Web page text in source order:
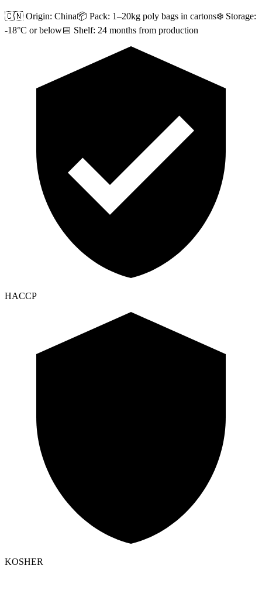
🇨🇳 Origin: China📦 Pack: 1–20kg poly bags in cartons❄️ Storage:
-18°C or below📅 Shelf: 24 months from production
HACCP
KOSHER